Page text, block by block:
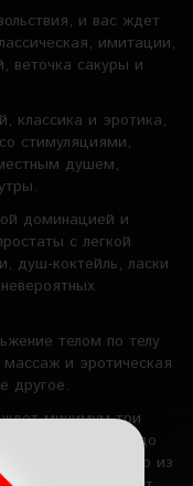
и вас ждет
имитации,
веточка сакуры и
классика и эротика,
стимуляциями,
душем,
доминацией и
с легкой
душ-коктейль, ласки
телом по телу
и эротическая
другое.
минимум три
доходить и до
вам одно из